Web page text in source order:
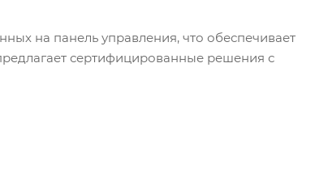
на панель управления, что обеспечивает
сертифицированные решения с